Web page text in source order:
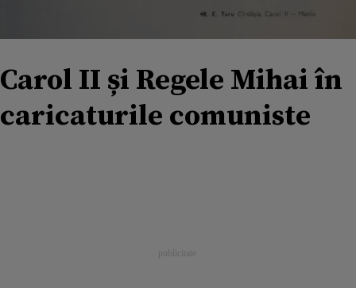
Carol II și Regele Mihai în
caricaturile comuniste